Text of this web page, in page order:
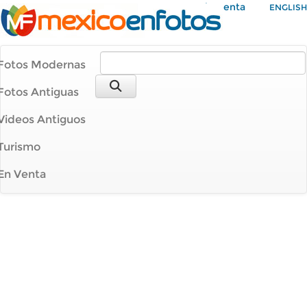
Mi Cuenta ENGLISH
Modernas
Antiguas
Antiguos
Venta